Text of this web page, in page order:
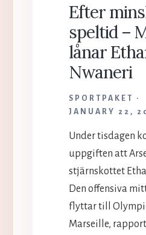
Efter
speltid –
lånar
Nwaneri
SPORTPAKET
JANUARY 22,
Under tisdagen
uppgiften att
stjärnskottet
Den offensiva
flyttar till
Marseille,